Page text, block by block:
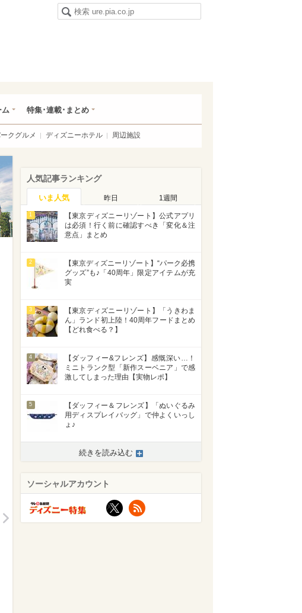
ム 特集･連載･まとめ
クグルメ ディズニーホテル 周辺施設
>
人気記事ランキング
いま人気 昨日 1週間
1
【東京ディズニーリゾート】公式アプリ
は必須！行く前に確認すべき「変化＆注
意点」まとめ
2
【東京ディズニーリゾート】“パーク必携
グッズ”も♪「40周年」限定アイテムが充
実
3
【東京ディズニーリゾート】「うきわま
ん」ランド初上陸！40周年フードまとめ
【どれ食べる？】
4
【ダッフィー&フレンズ】感慨深い…！
ミニトランク型「新作スーベニア」で感
激してしまった理由【実物レポ】
5
【ダッフィー＆フレンズ】「ぬいぐるみ
用ディスプレイバッグ」で仲よくいっし
ょ♪
続きを読み込む
ソーシャルアカウント
X